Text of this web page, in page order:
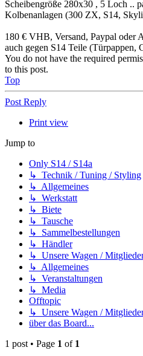
Scheibengröße 280x30 , 5 Loch ..
Kolbenanlagen (300 ZX, S14,
180 € VHB, Versand, Paypal oder
auch gegen S14 Teile (Türpappen,
You do not have the required
to this post.
Top
Post Reply
Print view
Jump to
Only S14 / S14a
↳ Technik / Tuning / Styling
↳ Allgemeines
↳ Werkstatt
↳ Biete
↳ Tausche
↳ Sammelbestellungen
↳ Händler
↳ Unsere Wagen /
↳ Allgemeines
↳ Veranstaltungen
↳ Media
Offtopic
↳ Unsere Wagen /
über das Board...
1 post • Page 1 of 1